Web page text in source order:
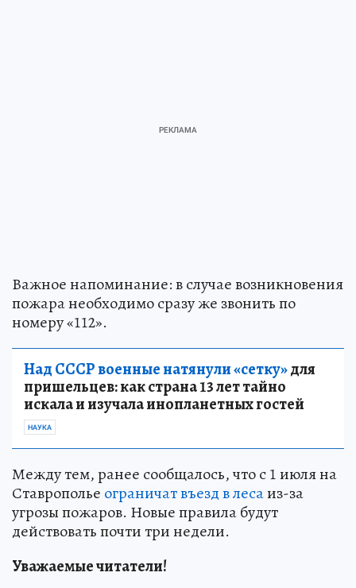
Важное напоминание: в случае возникновения
пожара необходимо сразу же звонить по
номеру «112».
Над СССР военные натянули «сетку»для
пришельцев: как страна 13 лет тайно
искала и изучала инопланетных гостей
НАУКА
Между тем, ранее сообщалось, что с 1 июля на
Ставрополье ограничат въезд в лесаиз-за
угрозы пожаров. Новые правила будут
действовать почти три недели.
Уважаемые читатели!